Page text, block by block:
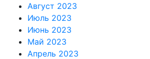
Август 2023
Июль 2023
Июнь 2023
Май 2023
Апрель 2023